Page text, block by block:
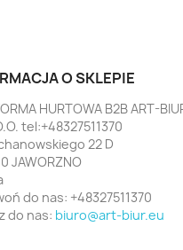
O SKLEPIE
HURTOWA B2B ART-
tel:+48327511370
22 D
JAWORZNO
do nas: +48327511370
do nas: biuro@art-biur.eu